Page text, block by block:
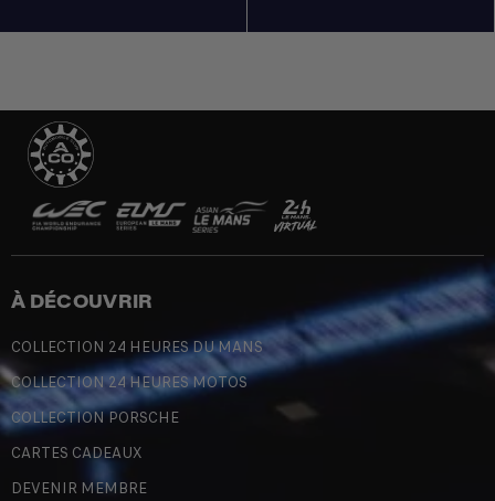
À DÉCOUVRIR
COLLECTION 24 HEURES DU MANS
COLLECTION 24 HEURES MOTOS
COLLECTION PORSCHE
CARTES CADEAUX
DEVENIR MEMBRE